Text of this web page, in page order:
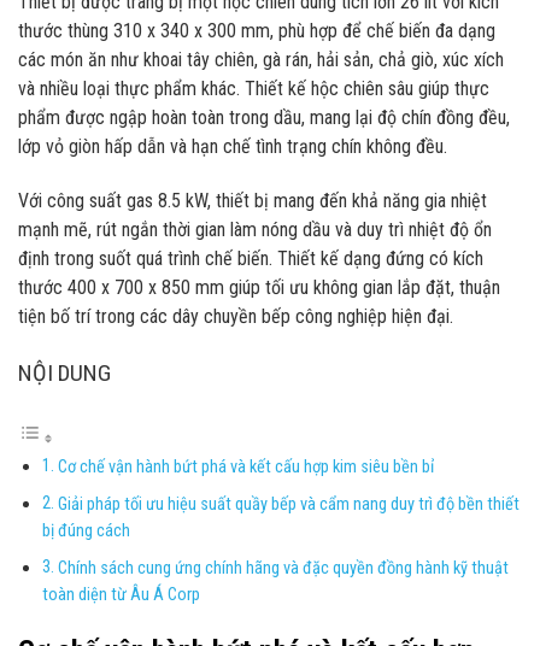
thước thùng 310 x 340 x 300 mm, phù hợp để chế biến đa dạng
các món ăn như khoai tây chiên, gà rán, hải sản, chả giò, xúc xích
và nhiều loại thực phẩm khác. Thiết kế hộc chiên sâu giúp thực
phẩm được ngập hoàn toàn trong dầu, mang lại độ chín đồng đều,
lớp vỏ giòn hấp dẫn và hạn chế tình trạng chín không đều.
Với công suất gas 8.5 kW, thiết bị mang đến khả năng gia nhiệt
mạnh mẽ, rút ngắn thời gian làm nóng dầu và duy trì nhiệt độ ổn
định trong suốt quá trình chế biến. Thiết kế dạng đứng có kích
thước 400 x 700 x 850 mm giúp tối ưu không gian lắp đặt, thuận
tiện bố trí trong các dây chuyền bếp công nghiệp hiện đại.
NỘI DUNG
Cơ chế vận hành bứt phá và kết cấu hợp kim siêu bền bỉ
Giải pháp tối ưu hiệu suất quầy bếp và cẩm nang duy trì độ bền thiết
bị đúng cách
Chính sách cung ứng chính hãng và đặc quyền đồng hành kỹ thuật
toàn diện từ Âu Á Corp